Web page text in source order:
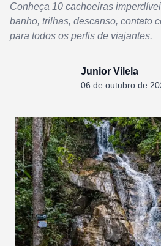
Conheça 10 cachoeiras
banho, trilhas, descanso, contato
para todos os perfis de viajantes.
Junior Vilela
06 de outubro de